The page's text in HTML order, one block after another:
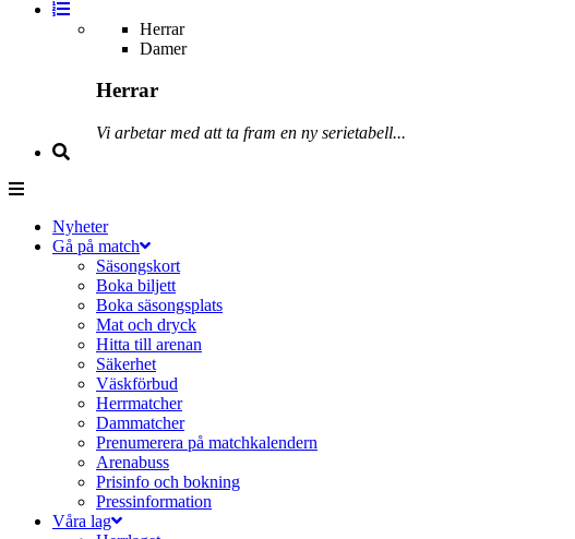
Herrar
Damer
Herrar
Vi arbetar med att ta fram en ny serietabell...
Nyheter
Gå på match
Säsongskort
Boka biljett
Boka säsongsplats
Mat och dryck
Hitta till arenan
Säkerhet
Väskförbud
Herrmatcher
Dammatcher
Prenumerera på matchkalendern
Arenabuss
Prisinfo och bokning
Pressinformation
Våra lag